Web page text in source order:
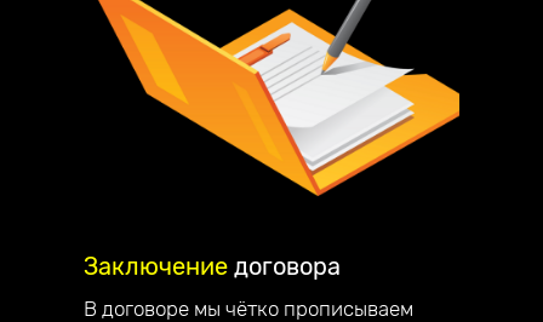
Заключение договора
В договоре мы чётко прописываем